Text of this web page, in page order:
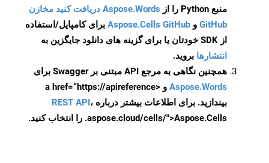
منبع Python را از
Aspose.Words دریافت کنید مخازن
GitHub و Aspose.Cells GitHub برای کامپایل/استفاده
از SDK خودتان یا برای گزینه های دانلود جایگزین به
انتشارها بروید.
همچنین نگاهی به مرجع API مبتنی بر Swagger برای
Aspose.Words
و <a href=“https://apireference
بیندازید. برای اطلاعات بیشتر درباره REST API،
.aspose.cloud/cells/">Aspose.Cells را انتخاب کنید.